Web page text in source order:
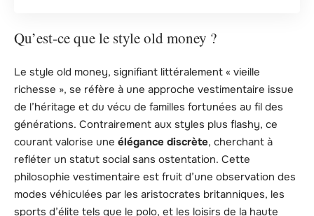
Qu’est-ce que le style old money ?
Le style old money, signifiant littéralement « vieille
richesse », se réfère à une approche vestimentaire issue
de l’héritage et du vécu de familles fortunées au fil des
générations. Contrairement aux styles plus flashy, ce
courant valorise une élégance discrète, cherchant à
refléter un statut social sans ostentation. Cette
philosophie vestimentaire est fruit d’une observation des
modes véhiculées par les aristocrates britanniques, les
sports d’élite tels que le polo, et les loisirs de la haute